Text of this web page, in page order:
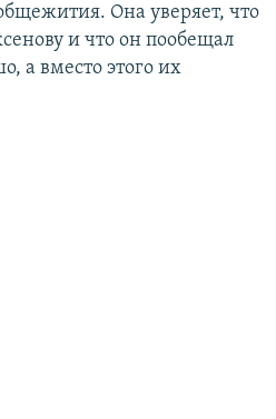
Она уверяет, что
и что он пообещал
а вместо этого их